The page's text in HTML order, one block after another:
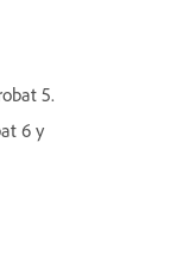
5.
6 y